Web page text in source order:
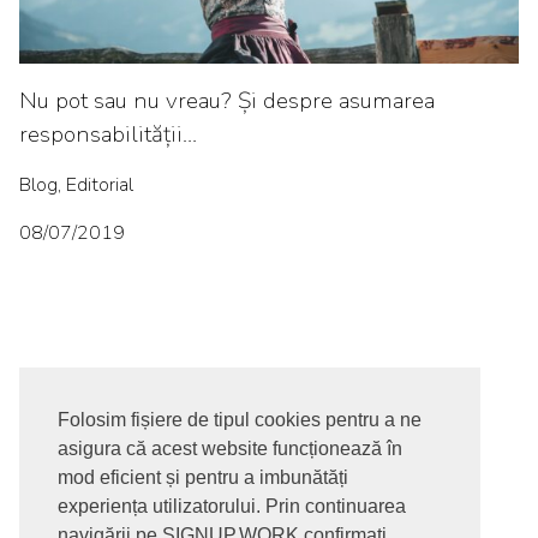
Folosim fișiere de tipul cookies pentru a ne
asigura că acest website funcționează în
mod eficient și pentru a imbunătăți
experiența utilizatorului. Prin continuarea
Nu pot sau nu vreau? Și despre asumarea
responsabilității…
Blog, Editorial
08/07/2019
© 2017-2026. Toate drepturile rezervate
SIGNUPDOTWORK SRLTermeni si conditii | Politica de
confidentialitate | Politica de livrare si anulare comanda |